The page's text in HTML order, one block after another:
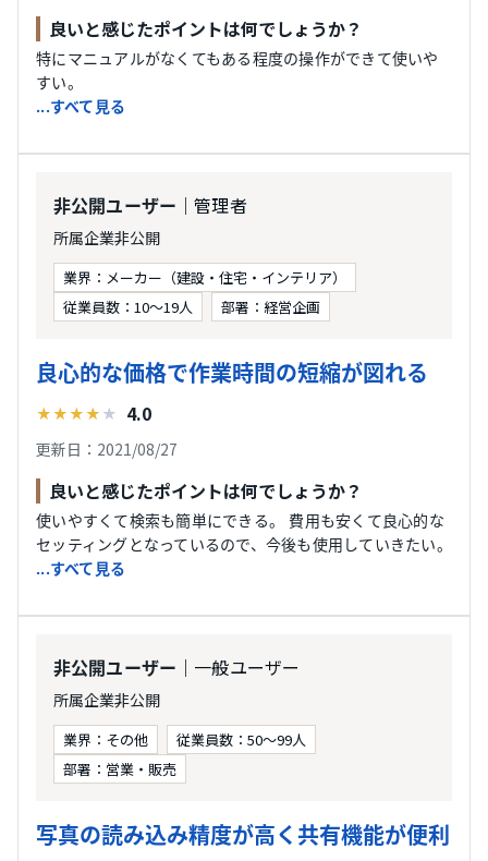
良いと感じたポイントは何でしょうか？
特にマニュアルがなくてもある程度の操作ができて使いや
すい。
...すべて見る
非公開ユーザー ｜管理者
所属企業非公開
業界：メーカー（建設・住宅・インテリア）
従業員数：10〜19人
部署：経営企画
良心的な価格で作業時間の短縮が図れる
★★★★ ★ 4.0
更新日：2021/08/27
良いと感じたポイントは何でしょうか？
使いやすくて検索も簡単にできる。 費用も安くて良心的な
セッティングとなっているので、今後も使用していきたい。
...すべて見る
非公開ユーザー ｜一般ユーザー
所属企業非公開
業界：その他
従業員数：50〜99人
部署：営業・販売
写真の読み込み精度が高く共有機能が便利